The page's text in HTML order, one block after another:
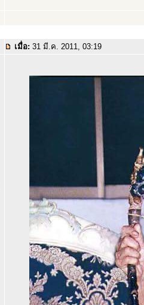
เมื่อ: 31 มี.ค. 2011, 03:19